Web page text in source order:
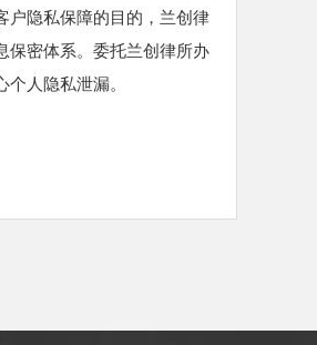
户隐私保障的目的，兰创律
保密体系。委托兰创律所办
人隐私泄漏。